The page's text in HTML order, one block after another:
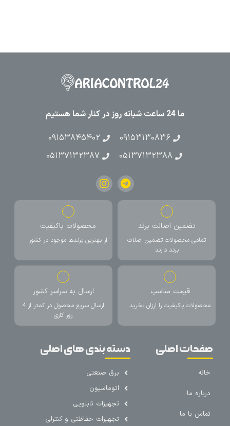
ما 24 ساعت شبانه روز در کنار شما هستیم
۰۹۱۵۳۱۳۰۸۳۶
۰۹۱۵۳۸۴۵۴۰۲
۰۵۱۳۷۱۳۲۳۸۸
۰۵۱۳۷۱۳۲۳۸۷
تضمین اصالت برند
تمامی محصولات تضمین اصلات
برند دارند
محصولات باکیفیت
از بهترین برندها موجود در کشور
قیمت مناسب
محصولات باکیفیت را ارزان بخرید
ارسال به سراسر کشور
ارسال سریع محصول در کمتر از 4
روز کاری
صفحات اصلی
خانه
درباره ما
تماس با ما
دسته بندی های اصلی
برق صنعتی
اتوماسیون
تجهیزات تابلویی
تجهیزات حفاظتی و کنترلی